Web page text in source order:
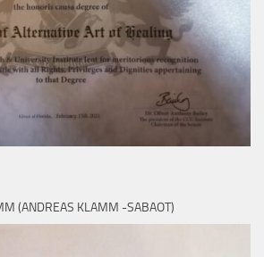
(ANDREAS KLAMM -SABAOT)